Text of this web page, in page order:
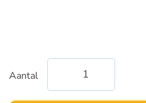
Aantal
200.1